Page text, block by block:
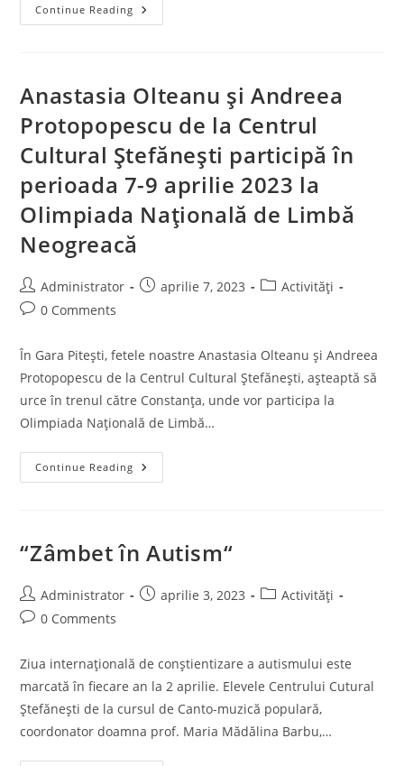
Continue Reading Atelier
De
Anastasia Olteanu și Andreea
Protopopescu de la Centrul
Cultural Ștefănești participă în
perioada 7-9 aprilie 2023 la
Olimpiada Națională de Limbă
Neogreacă
Post
author:
Administrator
Postaprilie 7, 2023
PostActivități
Post0 Comments
În Gara Pitești, fetele noastre Anastasia Olteanu și Andreea
Protopopescu de la Centrul Cultural Ștefănești, așteaptă să
urce în trenul către Constanța, unde vor participa la
Olimpiada Națională de Limbă…
Continue Reading Anastasia
Olteanu
Centrul
Participă
În
Aprilie
2023
La
Olimpiada
Națională
De
Limbă
Neogreacă
“Zâmbet în Autism“
Post
author:
Administrator
Postaprilie 3, 2023
PostActivități
Post0 Comments
Ziua internaţională de conştientizare a autismului este
marcată în fiecare an la 2 aprilie. Elevele Centrului Cutural
Ștefănești de la cursul de Canto-muzică populară,
coordonator doamna prof. Maria Mădălina Barbu,…